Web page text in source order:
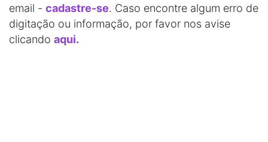
email - cadastre-se. Caso encontre algum erro de
digitação ou informação, por favor nos avise
clicando aqui.